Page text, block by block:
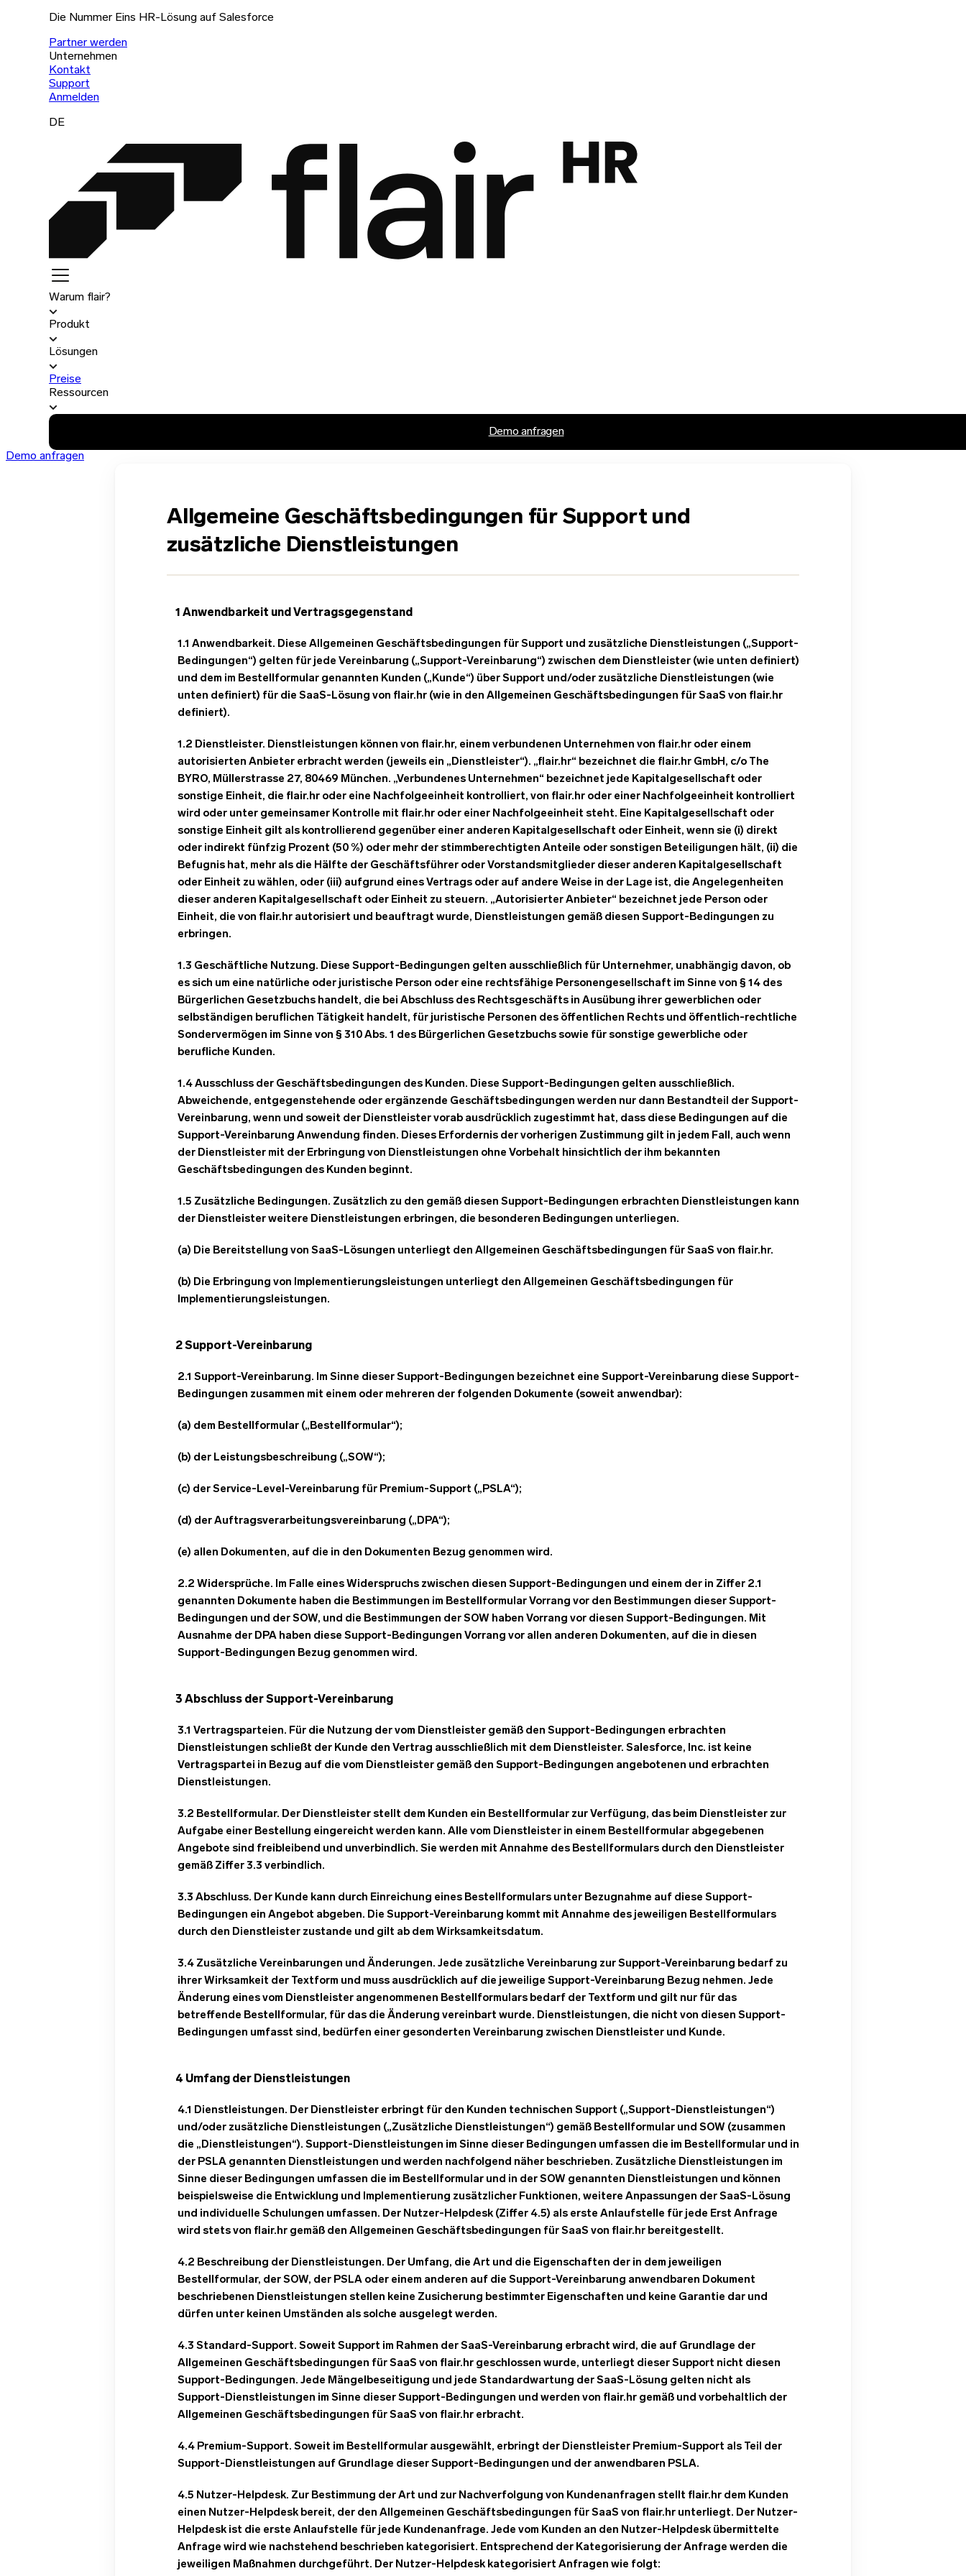
Die Nummer Eins HR-Lösung auf Salesforce
Partner werden
Unternehmen
Kontakt
Support
Anmelden
DE
Warum flair?
Produkt
Lösungen
Preise
Ressourcen
Demo anfragen
Demo anfragen
Allgemeine Geschäftsbedingungen für Support und
zusätzliche Dienstleistungen
1 Anwendbarkeit und Vertragsgegenstand
1.1 Anwendbarkeit. Diese Allgemeinen Geschäftsbedingungen für Support und zusätzliche Dienstleistungen („Support-
Bedingungen“) gelten für jede Vereinbarung („Support-Vereinbarung“) zwischen dem Dienstleister (wie unten definiert)
und dem im Bestellformular genannten Kunden („Kunde“) über Support und/oder zusätzliche Dienstleistungen (wie
unten definiert) für die SaaS-Lösung von flair.hr (wie in den Allgemeinen Geschäftsbedingungen für SaaS von flair.hr
definiert).
1.2 Dienstleister. Dienstleistungen können von flair.hr, einem verbundenen Unternehmen von flair.hr oder einem
autorisierten Anbieter erbracht werden (jeweils ein „Dienstleister“). „flair.hr“ bezeichnet die flair.hr GmbH, c/o The
BYRO, Müllerstrasse 27, 80469 München. „Verbundenes Unternehmen“ bezeichnet jede Kapitalgesellschaft oder
sonstige Einheit, die flair.hr oder eine Nachfolgeeinheit kontrolliert, von flair.hr oder einer Nachfolgeeinheit kontrolliert
wird oder unter gemeinsamer Kontrolle mit flair.hr oder einer Nachfolgeeinheit steht. Eine Kapitalgesellschaft oder
sonstige Einheit gilt als kontrollierend gegenüber einer anderen Kapitalgesellschaft oder Einheit, wenn sie (i) direkt
oder indirekt fünfzig Prozent (50 %) oder mehr der stimmberechtigten Anteile oder sonstigen Beteiligungen hält, (ii) die
Befugnis hat, mehr als die Hälfte der Geschäftsführer oder Vorstandsmitglieder dieser anderen Kapitalgesellschaft
oder Einheit zu wählen, oder (iii) aufgrund eines Vertrags oder auf andere Weise in der Lage ist, die Angelegenheiten
dieser anderen Kapitalgesellschaft oder Einheit zu steuern. „Autorisierter Anbieter“ bezeichnet jede Person oder
Einheit, die von flair.hr autorisiert und beauftragt wurde, Dienstleistungen gemäß diesen Support-Bedingungen zu
erbringen.
1.3 Geschäftliche Nutzung. Diese Support-Bedingungen gelten ausschließlich für Unternehmer, unabhängig davon, ob
es sich um eine natürliche oder juristische Person oder eine rechtsfähige Personengesellschaft im Sinne von § 14 des
Bürgerlichen Gesetzbuchs handelt, die bei Abschluss des Rechtsgeschäfts in Ausübung ihrer gewerblichen oder
selbständigen beruflichen Tätigkeit handelt, für juristische Personen des öffentlichen Rechts und öffentlich-rechtliche
Sondervermögen im Sinne von § 310 Abs. 1 des Bürgerlichen Gesetzbuchs sowie für sonstige gewerbliche oder
berufliche Kunden.
1.4 Ausschluss der Geschäftsbedingungen des Kunden. Diese Support-Bedingungen gelten ausschließlich.
Abweichende, entgegenstehende oder ergänzende Geschäftsbedingungen werden nur dann Bestandteil der Support-
Vereinbarung, wenn und soweit der Dienstleister vorab ausdrücklich zugestimmt hat, dass diese Bedingungen auf die
Support-Vereinbarung Anwendung finden. Dieses Erfordernis der vorherigen Zustimmung gilt in jedem Fall, auch wenn
der Dienstleister mit der Erbringung von Dienstleistungen ohne Vorbehalt hinsichtlich der ihm bekannten
Geschäftsbedingungen des Kunden beginnt.
1.5 Zusätzliche Bedingungen. Zusätzlich zu den gemäß diesen Support-Bedingungen erbrachten Dienstleistungen kann
der Dienstleister weitere Dienstleistungen erbringen, die besonderen Bedingungen unterliegen.
(a) Die Bereitstellung von SaaS-Lösungen unterliegt den Allgemeinen Geschäftsbedingungen für SaaS von flair.hr.
(b) Die Erbringung von Implementierungsleistungen unterliegt den Allgemeinen Geschäftsbedingungen für
Implementierungsleistungen.
2 Support-Vereinbarung
2.1 Support-Vereinbarung. Im Sinne dieser Support-Bedingungen bezeichnet eine Support-Vereinbarung diese Support-
Bedingungen zusammen mit einem oder mehreren der folgenden Dokumente (soweit anwendbar):
(a) dem Bestellformular („Bestellformular“);
(b) der Leistungsbeschreibung („SOW“);
(c) der Service-Level-Vereinbarung für Premium-Support („PSLA“);
(d) der Auftragsverarbeitungsvereinbarung („DPA“);
(e) allen Dokumenten, auf die in den Dokumenten Bezug genommen wird.
2.2 Widersprüche. Im Falle eines Widerspruchs zwischen diesen Support-Bedingungen und einem der in Ziffer 2.1
genannten Dokumente haben die Bestimmungen im Bestellformular Vorrang vor den Bestimmungen dieser Support-
Bedingungen und der SOW, und die Bestimmungen der SOW haben Vorrang vor diesen Support-Bedingungen. Mit
Ausnahme der DPA haben diese Support-Bedingungen Vorrang vor allen anderen Dokumenten, auf die in diesen
Support-Bedingungen Bezug genommen wird.
3 Abschluss der Support-Vereinbarung
3.1 Vertragsparteien. Für die Nutzung der vom Dienstleister gemäß den Support-Bedingungen erbrachten
Dienstleistungen schließt der Kunde den Vertrag ausschließlich mit dem Dienstleister. Salesforce, Inc. ist keine
Vertragspartei in Bezug auf die vom Dienstleister gemäß den Support-Bedingungen angebotenen und erbrachten
Dienstleistungen.
3.2 Bestellformular. Der Dienstleister stellt dem Kunden ein Bestellformular zur Verfügung, das beim Dienstleister zur
Aufgabe einer Bestellung eingereicht werden kann. Alle vom Dienstleister in einem Bestellformular abgegebenen
Angebote sind freibleibend und unverbindlich. Sie werden mit Annahme des Bestellformulars durch den Dienstleister
gemäß Ziffer 3.3 verbindlich.
3.3 Abschluss. Der Kunde kann durch Einreichung eines Bestellformulars unter Bezugnahme auf diese Support-
Bedingungen ein Angebot abgeben. Die Support-Vereinbarung kommt mit Annahme des jeweiligen Bestellformulars
durch den Dienstleister zustande und gilt ab dem Wirksamkeitsdatum.
3.4 Zusätzliche Vereinbarungen und Änderungen. Jede zusätzliche Vereinbarung zur Support-Vereinbarung bedarf zu
ihrer Wirksamkeit der Textform und muss ausdrücklich auf die jeweilige Support-Vereinbarung Bezug nehmen. Jede
Änderung eines vom Dienstleister angenommenen Bestellformulars bedarf der Textform und gilt nur für das
betreffende Bestellformular, für das die Änderung vereinbart wurde. Dienstleistungen, die nicht von diesen Support-
Bedingungen umfasst sind, bedürfen einer gesonderten Vereinbarung zwischen Dienstleister und Kunde.
4 Umfang der Dienstleistungen
4.1 Dienstleistungen. Der Dienstleister erbringt für den Kunden technischen Support („Support-Dienstleistungen“)
und/oder zusätzliche Dienstleistungen („Zusätzliche Dienstleistungen“) gemäß Bestellformular und SOW (zusammen
die „Dienstleistungen“). Support-Dienstleistungen im Sinne dieser Bedingungen umfassen die im Bestellformular und in
der PSLA genannten Dienstleistungen und werden nachfolgend näher beschrieben. Zusätzliche Dienstleistungen im
Sinne dieser Bedingungen umfassen die im Bestellformular und in der SOW genannten Dienstleistungen und können
beispielsweise die Entwicklung und Implementierung zusätzlicher Funktionen, weitere Anpassungen der SaaS-Lösung
und individuelle Schulungen umfassen. Der Nutzer-Helpdesk (Ziffer 4.5) als erste Anlaufstelle für jede Erst Anfrage
wird stets von flair.hr gemäß den Allgemeinen Geschäftsbedingungen für SaaS von flair.hr bereitgestellt.
4.2 Beschreibung der Dienstleistungen. Der Umfang, die Art und die Eigenschaften der in dem jeweiligen
Bestellformular, der SOW, der PSLA oder einem anderen auf die Support-Vereinbarung anwendbaren Dokument
beschriebenen Dienstleistungen stellen keine Zusicherung bestimmter Eigenschaften und keine Garantie dar und
dürfen unter keinen Umständen als solche ausgelegt werden.
4.3 Standard-Support. Soweit Support im Rahmen der SaaS-Vereinbarung erbracht wird, die auf Grundlage der
Allgemeinen Geschäftsbedingungen für SaaS von flair.hr geschlossen wurde, unterliegt dieser Support nicht diesen
Support-Bedingungen. Jede Mängelbeseitigung und jede Standardwartung der SaaS-Lösung gelten nicht als
Support-Dienstleistungen im Sinne dieser Support-Bedingungen und werden von flair.hr gemäß und vorbehaltlich der
Allgemeinen Geschäftsbedingungen für SaaS von flair.hr erbracht.
4.4 Premium-Support. Soweit im Bestellformular ausgewählt, erbringt der Dienstleister Premium-Support als Teil der
Support-Dienstleistungen auf Grundlage dieser Support-Bedingungen und der anwendbaren PSLA.
4.5 Nutzer-Helpdesk. Zur Bestimmung der Art und zur Nachverfolgung von Kundenanfragen stellt flair.hr dem Kunden
einen Nutzer-Helpdesk bereit, der den Allgemeinen Geschäftsbedingungen für SaaS von flair.hr unterliegt. Der Nutzer-
Helpdesk ist die erste Anlaufstelle für jede Kundenanfrage. Jede vom Kunden an den Nutzer-Helpdesk übermittelte
Anfrage wird wie nachstehend beschrieben kategorisiert. Entsprechend der Kategorisierung der Anfrage werden die
jeweiligen Maßnahmen durchgeführt. Der Nutzer-Helpdesk kategorisiert Anfragen wie folgt: